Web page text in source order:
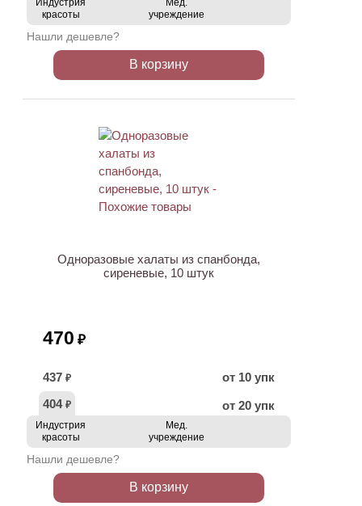
Индустрия
красоты
Мед.
учреждение
Нашли дешевле?
В корзину
Одноразовые халаты из спанбонда,
сиреневые, 10 штук
470 ₽
437 ₽
от 10 упк
404 ₽ от 20 упк
Индустрия
красоты
Мед.
учреждение
Нашли дешевле?
В корзину